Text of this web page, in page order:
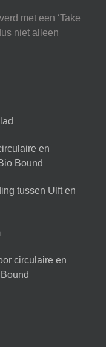
met een ‘Take
niet alleen
en
Bound
tussen Ulft en
circulaire en